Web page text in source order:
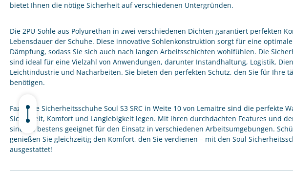
bietet Ihnen die nötige Sicherheit auf verschiedenen Untergründen.
Die 2PU-Sohle aus Polyurethan in zwei verschiedenen Dichten garantiert perfekten
Lebensdauer der Schuhe. Diese innovative Sohlenkonstruktion sorgt für eine
Dämpfung, sodass Sie sich auch nach langen Arbeitsschichten wohlfühlen. Die
sind ideal für eine Vielzahl von Anwendungen, darunter Instandhaltung, Logistik,
Leichtindustrie und Nacharbeiten. Sie bieten den perfekten Schutz, den Sie für Ihre
benötigen.
Fazit: Die Sicherheitsschuhe Soul S3 SRC in Weite 10 von Lemaitre sind die perfekte
Sicherheit, Komfort und Langlebigkeit legen. Mit ihren durchdachten Features und
sind sie bestens geeignet für den Einsatz in verschiedenen Arbeitsumgebungen.
genießen Sie gleichzeitig den Komfort, den Sie verdienen – mit den Soul
ausgestattet!